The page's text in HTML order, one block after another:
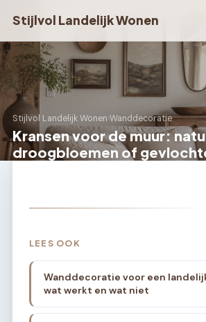
Stijlvol Landelijk Wonen
Stijlvol Landelijk Wonen›Wanddecoratie
Kransen voor de muur:
droogbloemen of
LEES OOK
Wanddecoratie voor een
wat werkt en wat niet